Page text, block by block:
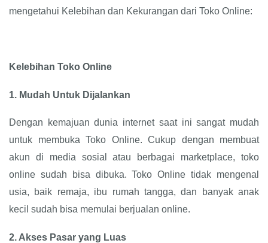
mengetahui Kelebihan dan Kekurangan dari Toko Online:
Kelebihan Toko Online
1. Mudah Untuk Dijalankan
Dengan kemajuan dunia internet saat ini sangat mudah
untuk membuka Toko Online. Cukup dengan membuat
akun di media sosial atau berbagai marketplace, toko
online sudah bisa dibuka. Toko Online tidak mengenal
usia, baik remaja, ibu rumah tangga, dan banyak anak
kecil sudah bisa memulai berjualan online.
2. Akses Pasar yang Luas